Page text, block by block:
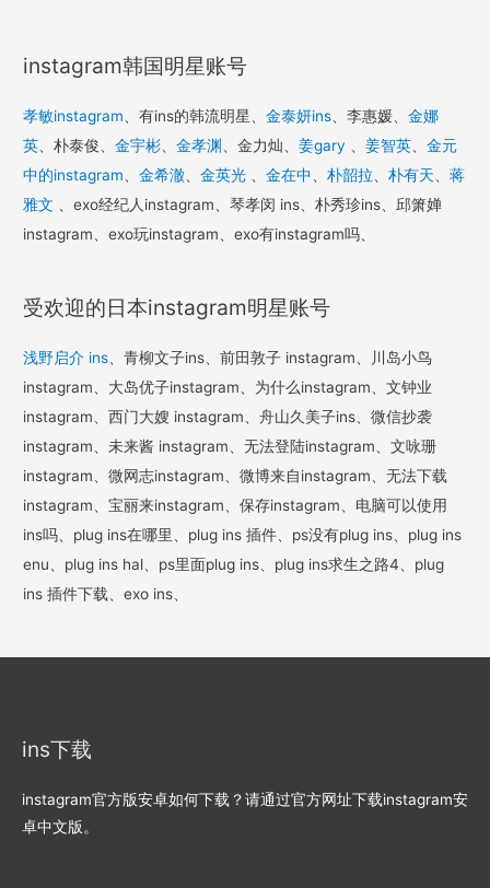
instagram韩国明星账号
孝敏instagram、有ins的韩流明星、金泰妍ins、李惠媛、金娜
英、朴泰俊、金宇彬、金孝渊、金力灿、姜gary 、姜智英、金元
中的instagram、金希澈、金英光 、金在中、朴韶拉、朴有天、蒋
雅文 、exo经纪人instagram、琴孝闵 ins、朴秀珍ins、邱箫婵
instagram、exo玩instagram、exo有instagram吗、
受欢迎的日本instagram明星账号
浅野启介 ins 、青柳文子ins、前田敦子 instagram、川岛小鸟
instagram、大岛优子instagram、为什么instagram、文钟业
instagram、西门大嫂 instagram、舟山久美子ins、微信抄袭
instagram、未来酱 instagram、无法登陆instagram、文咏珊
instagram、微网志instagram、微博来自instagram、无法下载
instagram、宝丽来instagram、保存instagram、电脑可以使用
ins吗、plug ins在哪里、plug ins 插件、ps没有plug ins、plug ins
enu、plug ins hal、ps里面plug ins、plug ins求生之路4、plug
ins 插件下载、exo ins、
ins下载
instagram官方版安卓如何下载？请通过官方网址下载instagram安
卓中文版。